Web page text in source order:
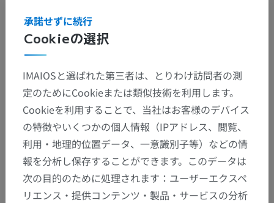
解剖学的階層
人体解剖学2
人体> 内臓系 > 生殖器系 > 女性生殖器>
女性の内生殖器> 卵管> 卵管漏斗
下位構造：
卵管采
Cookieの選択
承諾せずに続行
IMAIOSと選ばれた第三者は、とりわけ訪問者の測
定のためにCookieまたは類似技術を利用します。
Cookieを利用することで、当社はお客様のデバイス
の特徴やいくつかの個人情報（IPアドレス、閲覧、
利用・地理的位置データ、一意識別子等）などの情
報を分析し保存することができます。このデータは
次の目的のために処理されます：ユーザーエクスペ
リエンス・提供コンテンツ・製品・サービスの分析